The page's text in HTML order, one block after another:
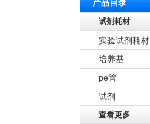
产品目录
试剂耗材
实验试剂耗材
培养基
pe管
试剂
查看更多